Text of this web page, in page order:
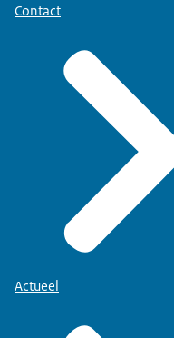
Contact
Actueel